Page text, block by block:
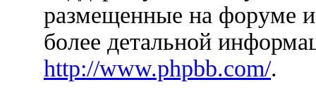
размещенные на форуме
более детальной
http://www.phpbb.com/.